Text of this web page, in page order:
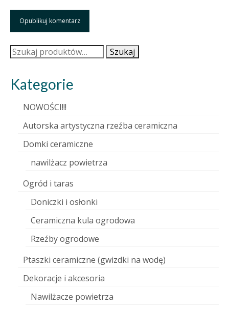
Szukaj: Szukaj
Kategorie
NOWOŚCI!!!
Autorska artystyczna rzeźba ceramiczna
Domki ceramiczne
nawilżacz powietrza
Ogród i taras
Doniczki i osłonki
Ceramiczna kula ogrodowa
Rzeźby ogrodowe
Ptaszki ceramiczne (gwizdki na wodę)
Dekoracje i akcesoria
Nawilżacze powietrza